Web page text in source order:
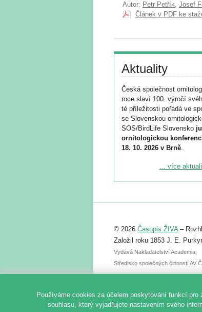
Autor: Petr Petřík, Josef
Článek v PDF ke
Aktuality
Česká společnost
roce slaví 100. výročí
té příležitosti pořádá ve
se Slovenskou
SOS/BirdLife Slovensko
ornitologickou
18. 10. 2026 v Brně.
Podrobnější informace ke
Registrovat se můžete do
abstraktu přihlášené
posteru je už 30. června.
... více
© 2026 Časopis ŽIVA–
Založil roku 1853 J. E.
Vydává Nakladatelství Academia,
Středisko společných činností AV
Používáme cookies za účelem poskytování funkcí
souhlasu, který vyjadřujete nastavením svého